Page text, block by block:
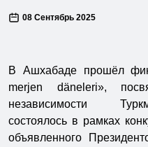
08 Сентябрь 2025
В Ашхабаде прошёл
merjen däneleri»,
независимости
состоялось в рамках
объявленного